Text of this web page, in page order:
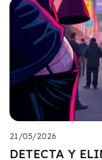
21/05/2026
DETECTA Y